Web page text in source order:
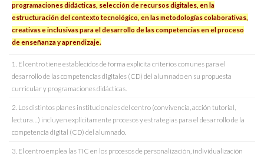
programaciones didácticas, selección de recursos digitales, en la
estructuración del contexto tecnológico, en las metodologías colaborativas,
creativas e inclusivas para el desarrollo de las competencias en el proceso
de enseñanza y aprendizaje.
1. El centro tiene establecidos de forma explícita criterios comunes para el
desarrollo de las competencias digitales (CD) del alumnado en su propuesta
curricular y programaciones didácticas.
2. Los distintos planes institucionales del centro (convivencia, acción tutorial,
lectura…) incluyen explícitamente procesos y estrategias para el desarrollo de la
competencia digital (CD) del alumnado.
3. El centro emplea las TIC en los procesos de personalización, individualización